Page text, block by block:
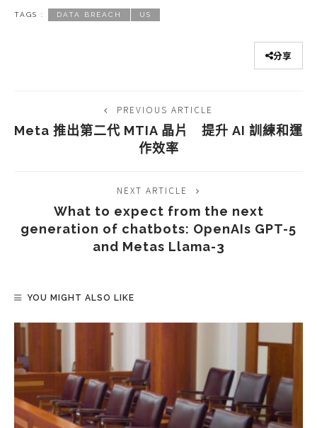
TAGS : DATA BREACH US
分享
PREVIOUS ARTICLE
Meta 推出第二代 MTIA 晶片 提升 AI 訓練和運
作效率
NEXT ARTICLE
What to expect from the next
generation of chatbots: OpenAIs GPT-5
and Metas Llama-3
YOU MIGHT ALSO LIKE